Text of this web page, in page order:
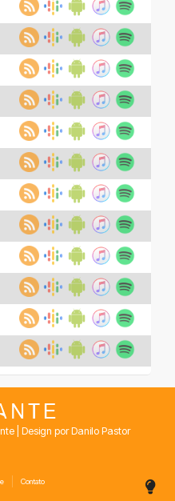
| Design por Danilo Pastor
Contato